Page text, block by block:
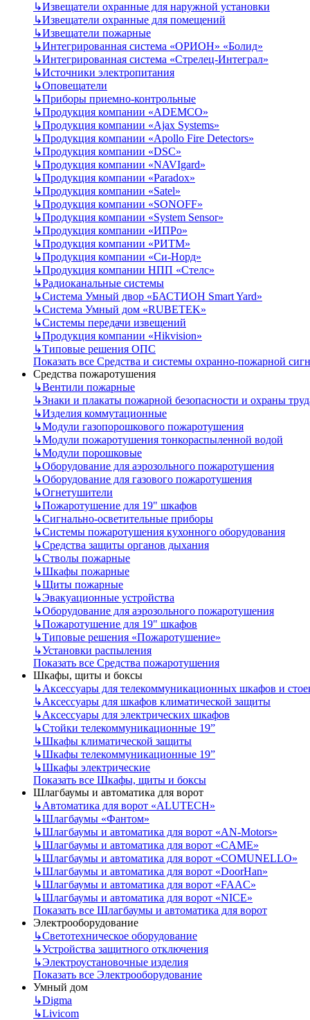
↳Извещатели охранные для наружной установки
↳Извещатели охранные для помещений
↳Извещатели пожарные
↳Интегрированная система «ОРИОН» «Болид»
↳Интегрированная система «Стрелец-Интеграл»
↳Источники электропитания
↳Оповещатели
↳Приборы приемно-контрольные
↳Продукция компании «ADEMCO»
↳Продукция компании «Ajax Systems»
↳Продукция компании «Apollo Fire Detectors»
↳Продукция компании «DSC»
↳Продукция компании «NAVIgard»
↳Продукция компании «Paradox»
↳Продукция компании «Satel»
↳Продукция компании «SONOFF»
↳Продукция компании «System Sensor»
↳Продукция компании «ИПРо»
↳Продукция компании «РИТМ»
↳Продукция компании «Си-Норд»
↳Продукция компании НПП «Стелс»
↳Радиоканальные системы
↳Система Умный двор «БАСТИОН Smart Yard»
↳Система Умный дом «RUBETEK»
↳Системы передачи извещений
↳Продукция компании «Hikvision»
↳Типовые решения ОПС
Показать все Средства и системы охранно-пожарной
Средства пожаротушения
↳Вентили пожарные
↳Знаки и плакаты пожарной безопасности и охраны
↳Изделия коммутационные
↳Модули газопорошкового пожаротушения
↳Модули пожаротушения тонкораспыленной водой
↳Модули порошковые
↳Оборудование для аэрозольного пожаротушения
↳Оборудование для газового пожаротушения
↳Огнетушители
↳Пожаротушение для 19" шкафов
↳Сигнально-осветительные приборы
↳Системы пожаротушения кухонного оборудования
↳Средства защиты органов дыхания
↳Стволы пожарные
↳Шкафы пожарные
↳Щиты пожарные
↳Эвакуационные устройства
↳Оборудование для аэрозольного пожаротушения
↳Пожаротушение для 19" шкафов
↳Типовые решения «Пожаротушение»
↳Установки распыления
Показать все Средства пожаротушения
Шкафы, щиты и боксы
↳Аксессуары для телекоммуникационных шкафов и
↳Аксессуары для шкафов климатической защиты
↳Аксессуары для электрических шкафов
↳Стойки телекоммуникационные 19”
↳Шкафы климатической защиты
↳Шкафы телекоммуникационные 19”
↳Шкафы электрические
Показать все Шкафы, щиты и боксы
Шлагбаумы и автоматика для ворот
↳Автоматика для ворот «ALUTECH»
↳Шлагбаумы «Фантом»
↳Шлагбаумы и автоматика для ворот «AN-Motors»
↳Шлагбаумы и автоматика для ворот «CAME»
↳Шлагбаумы и автоматика для ворот «COMUNELLO»
↳Шлагбаумы и автоматика для ворот «DoorHan»
↳Шлагбаумы и автоматика для ворот «FAAC»
↳Шлагбаумы и автоматика для ворот «NICE»
Показать все Шлагбаумы и автоматика для ворот
Электрооборудование
↳Светотехническое оборудование
↳Устройства защитного отключения
↳Электроустановочные изделия
Показать все Электрооборудование
Умный дом
↳Digma
↳Livicom